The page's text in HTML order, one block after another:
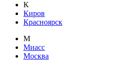
К
Киров
Красноярск
М
Миасс
Москва